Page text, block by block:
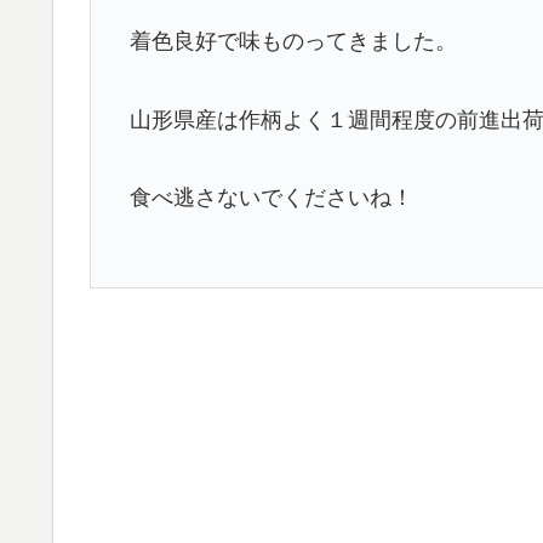
着色良好で味ものってきました。
山形県産は作柄よく１週間程度の前進出
食べ逃さないでくださいね！